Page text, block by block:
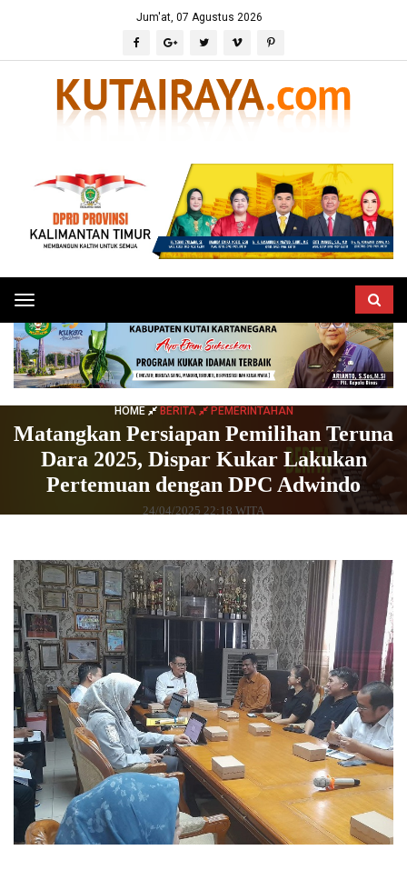
Jum'at, 07 Agustus 2026
Toggle
navigation
HOME BERITA PEMERINTAHAN
Matangkan Persiapan Pemilihan Teruna
Dara 2025, Dispar Kukar Lakukan
Pertemuan dengan DPC Adwindo
24/04/2025 22:18 WITA